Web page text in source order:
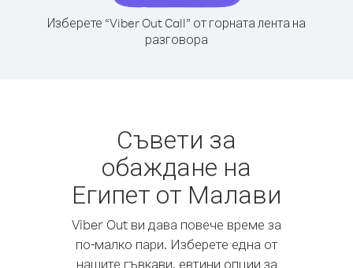
Изберете “Viber Out Call” от горната лента на
разговора
Съвети за
обаждане на
Египет от Малави
Viber Out ви дава повече време за
по-малко пари. Изберете една от
нашите гъвкави, евтини опции за